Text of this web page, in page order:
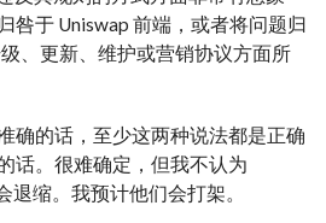
咎于 Uniswap 前端，或者将问题归
、更新、维护或营销协议方面所
确的话，至少这两种说法都是正确
话。很难确定，但我不认为
退缩。我预计他们会打架。